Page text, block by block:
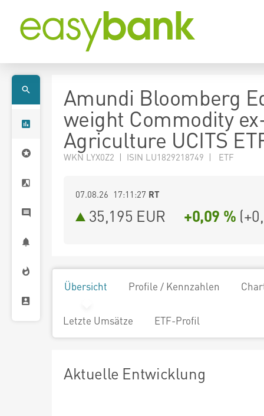
Amundi Bloomberg
weight Commodity
Agriculture UCITS
WKN LYX0Z2 | ISIN LU1829218749 | ETF
07.08.26 17:11:27 RT
35,195 EUR +0,09 % (
Übersicht Profile / Kennzahlen
Letzte Umsätze ETF-Profil
Aktuelle Entwicklung